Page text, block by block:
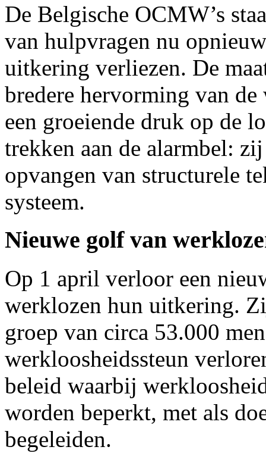
De Belgische OCMW’s
van hulpvragen nu
uitkering verliezen. De
bredere hervorming van
een groeiende druk op de
trekken aan de alarmbel:
opvangen van structurele
systeem.
Nieuwe golf van
Op 1 april verloor een
werklozen hun uitkering.
groep van circa 53.000
werkloosheidssteun
beleid waarbij
worden beperkt, met als
begeleiden.